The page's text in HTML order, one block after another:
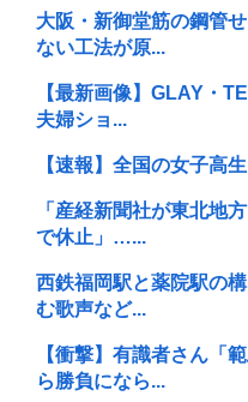
大阪・新御堂筋の鋼管
ない工法が原...
【最新画像】GLAY・
夫婦ショ...
【速報】全国の女子高
「産経新聞社が東北地
で休止」…...
西鉄福岡駅と薬院駅の
む歌声など...
【衝撃】有識者さん「
ら勝負になら...